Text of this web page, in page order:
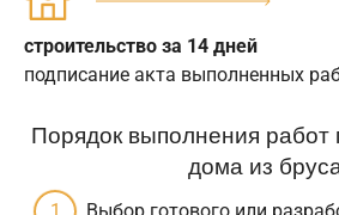
строительство за 14 дней
подписание акта выполненных
Порядок выполнения работ
дома из
Выбор готового или